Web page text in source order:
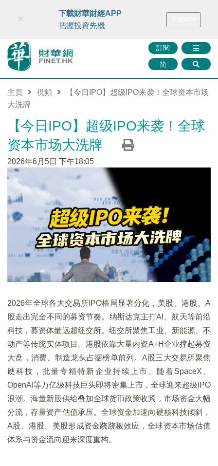
財華智庫網 FINTV FINMETA 財華證券 媒體矩陣
訂閱
简
×
下載財華財經APP
把握投資先機
主頁 視頻
【今日IPO】超级IPO来袭！全球资本市场
大洗牌
【今日IPO】超级IPO来袭！全球
资本市场大洗牌
2026年6月5日 下午18:05
2026年全球各大交易所IPO格局显著分化，美股、港股、A
股走出完全不同的募资节奏。纳斯达克主打AI、航天等前沿
科技，募资体量远超纽交所。纽交所聚焦工业、新能源、不
动产等传统实体项目。港股依靠大量内资A+H企业撑起募资
大盘，消费、制造龙头占据榜单前列。A股三大交易所聚焦
硬科技，批量专精特新企业持续上市。随着SpaceX、
OpenAI等万亿级科技巨头即将密集上市，全球迎来超级IPO
浪潮。海量新股供给叠加全球货币政策收紧，市场资金大幅
分流，存量资产估值承压。全球资金加速向硬核科技倾斜，
A股、港股、美股形成资金跷跷板效应，全球资本市场估值
体系与资金流向迎来深度重构。